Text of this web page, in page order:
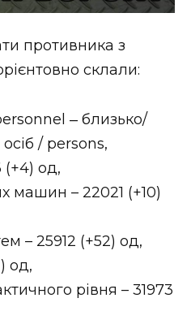
УКРАЇНИ
противника з
склали:
‒ близько/
/ persons,
(+4) од,
машин – 22021 (+10)
– 25912 (+52) од,
од,
рівня – 31973